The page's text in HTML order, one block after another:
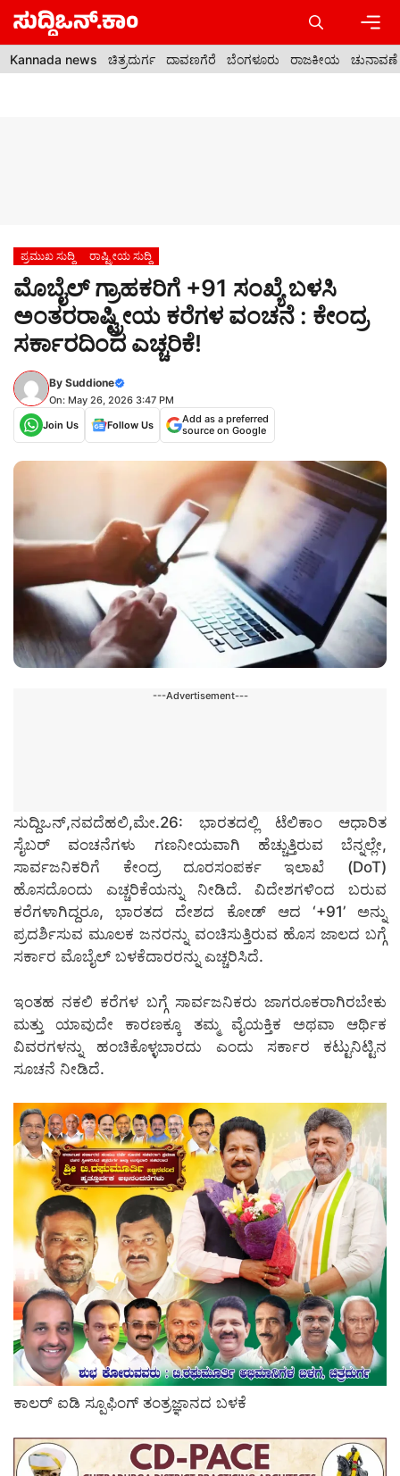
Skip
content
Kannada news ಚಿತ್ರದುರ್ಗ ದಾವಣಗೆರೆ ಬೆಂಗಳೂರು ರಾಜಕೀಯ ಚುನಾವಣೆ
ಪ್ರಮುಖ ಸುದ್ದಿ ರಾಷ್ಟ್ರೀಯ ಸುದ್ದಿ
ಮೊಬೈಲ್ ಗ್ರಾಹಕರಿಗೆ +91 ಸಂಖ್ಯೆ ಬಳಸಿ
ಅಂತರರಾಷ್ಟ್ರೀಯ ಕರೆಗಳ ವಂಚನೆ : ಕೇಂದ್ರ
ಸರ್ಕಾರದಿಂದ ಎಚ್ಚರಿಕೆ!
By Suddione
On: May 26, 2026 3:47 PM
Join Us
Follow Us
Add as a preferred
source on Google
---Advertisement---
ಸುದ್ದಿಒನ್,ನವದೆಹಲಿ,ಮೇ.26: ಭಾರತದಲ್ಲಿ ಟೆಲಿಕಾಂ ಆಧಾರಿತ
ಸೈಬರ್ ವಂಚನೆಗಳು ಗಣನೀಯವಾಗಿ ಹೆಚ್ಚುತ್ತಿರುವ ಬೆನ್ನಲ್ಲೇ,
ಸಾರ್ವಜನಿಕರಿಗೆ ಕೇಂದ್ರ ದೂರಸಂಪರ್ಕ ಇಲಾಖೆ (DoT)
ಹೊಸದೊಂದು ಎಚ್ಚರಿಕೆಯನ್ನು ನೀಡಿದೆ. ವಿದೇಶಗಳಿಂದ ಬರುವ
ಕರೆಗಳಾಗಿದ್ದರೂ, ಭಾರತದ ದೇಶದ ಕೋಡ್ ಆದ ‘+91’ ಅನ್ನು
ಪ್ರದರ್ಶಿಸುವ ಮೂಲಕ ಜನರನ್ನು ವಂಚಿಸುತ್ತಿರುವ ಹೊಸ ಜಾಲದ ಬಗ್ಗೆ
ಸರ್ಕಾರ ಮೊಬೈಲ್ ಬಳಕೆದಾರರನ್ನು ಎಚ್ಚರಿಸಿದೆ.
ಇಂತಹ ನಕಲಿ ಕರೆಗಳ ಬಗ್ಗೆ ಸಾರ್ವಜನಿಕರು ಜಾಗರೂಕರಾಗಿರಬೇಕು
ಮತ್ತು ಯಾವುದೇ ಕಾರಣಕ್ಕೂ ತಮ್ಮ ವೈಯಕ್ತಿಕ ಅಥವಾ ಆರ್ಥಿಕ
ವಿವರಗಳನ್ನು ಹಂಚಿಕೊಳ್ಳಬಾರದು ಎಂದು ಸರ್ಕಾರ ಕಟ್ಟುನಿಟ್ಟಿನ
ಸೂಚನೆ ನೀಡಿದೆ.
ಕಾಲರ್ ಐಡಿ ಸ್ಪೂಫಿಂಗ್ ತಂತ್ರಜ್ಞಾನದ ಬಳಕೆ